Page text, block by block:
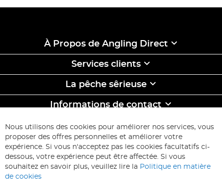
À Propos de Angling Direct
Services clients
La pêche sêrieuse
Informations de contact
ABONNEZ-VOUS & ECONOMISEZ
Inscription
à
d’information
:
Inscription
Nous utilisons des cookies pour améliorer nos services, vous
proposer des offres personnelles et améliorer votre
expérience. Si vous n'acceptez pas les cookies facultatifs ci-
dessous, votre expérience peut être affectée. Si vous
souhaitez en savoir plus, veuillez lire la Politique en matière
de cookies